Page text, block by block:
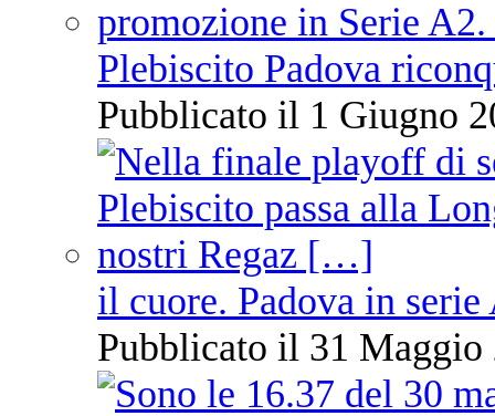
Plebiscito Padova
Pubblicato il 1 Giugno
il cuore. Padova in serie
Pubblicato il 31 Maggio